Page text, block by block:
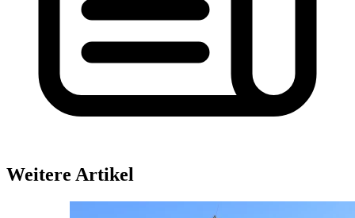
Weitere Artikel